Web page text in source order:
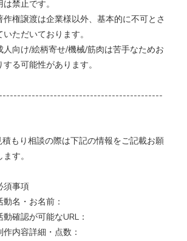
は禁止です。
作権譲渡は企業様以外、基本的に不可とさ
いただいております。
人向け/絵柄寄せ/機械/筋肉は苦手なためお
する可能性があります。
積もり相談の際は下記の情報をご記載お願
す。
須事項
動名・お名前：
動確認が可能なURL：
作内容詳細・点数：